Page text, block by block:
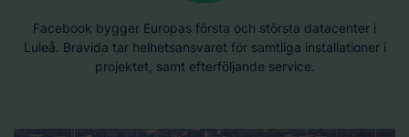
Facebook bygger Europas första och största datacenter i
Luleå. Bravida tar helhetsansvaret för samtliga installationer i
projektet, samt efterföljande service.